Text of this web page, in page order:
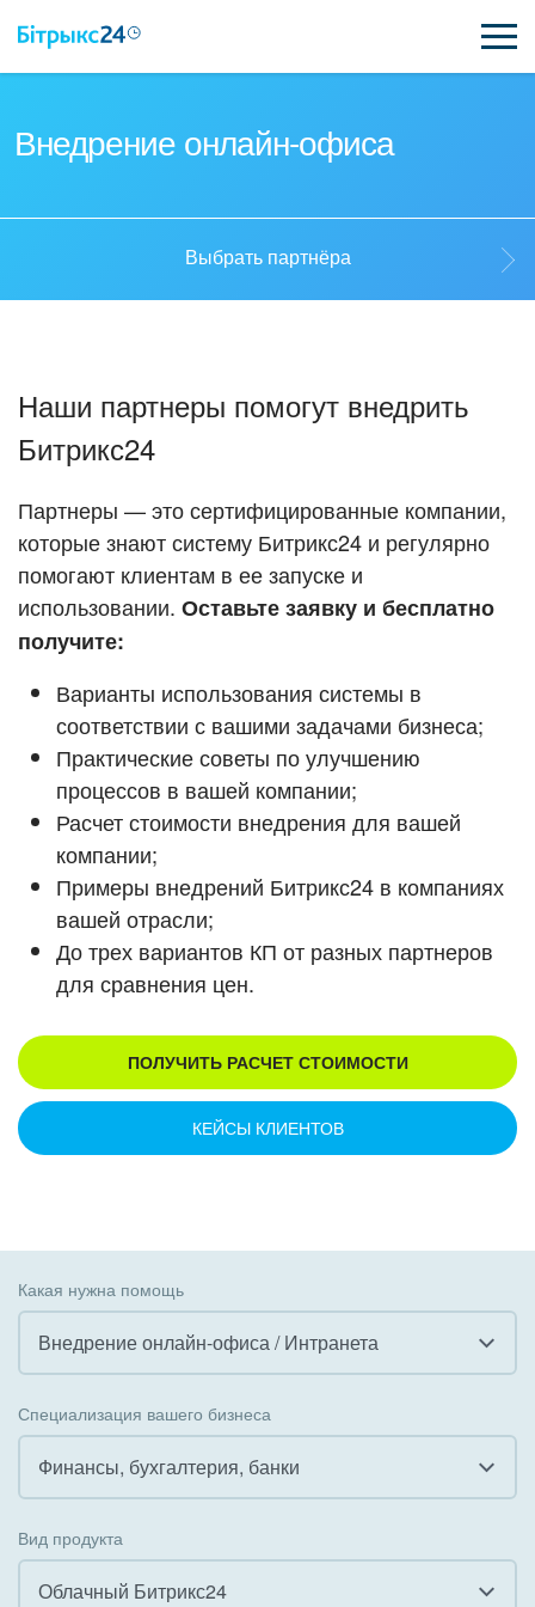
ПОДДЕРЖКА
ВХОД
ВХОД
Внедрение онлайн-офиса
Стать партнёром
Кейсы партнёров
Смотреть видеокейсы
Выбрать партнёра
Наши партнеры помогут внедрить
Битрикс24
Партнеры — это сертифицированные компании,
которые знают систему Битрикс24 и регулярно
помогают клиентам в ее запуске и
использовании. Оставьте заявку и бесплатно
получите:
Варианты использования системы в
соответствии с вашими задачами бизнеса;
Практические советы по улучшению
процессов в вашей компании;
Расчет стоимости внедрения для вашей
компании;
Примеры внедрений Битрикс24 в компаниях
вашей отрасли;
До трех вариантов КП от разных партнеров
для сравнения цен.
ПОЛУЧИТЬ РАСЧЕТ СТОИМОСТИ
КЕЙСЫ КЛИЕНТОВ
Какая нужна помощь
Внедрение онлайн-офиса / Интранета
Внедрение КЭДО
Интеграция с 1С
Специализация вашего бизнеса
Финансы, бухгалтерия, банки
Вид продукта
Облачный Битрикс24